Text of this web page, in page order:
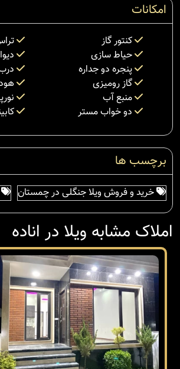
امکانات
کنتور گاز
حیاط سازی
پنجره دو جداره
گاز رومیزی
منبع آب
دو خواب مستر
برچسب ها
خرید و فروش ویلا جنگلی در چمستان
املاک مشابه ویلا در اناده